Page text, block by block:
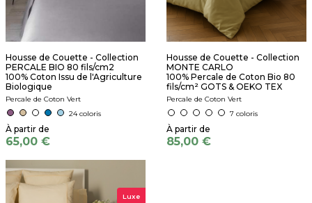
Housse de Couette - Collection
PERCALE BIO 80 fils/cm2
100% Coton Issu de l'Agriculture
Biologique
Percale de Coton Vert
24 coloris
65,00 €
Housse de Couette - Collection
MONTE CARLO
100% Percale de Coton Bio 80
fils/cm² GOTS & OEKO TEX
Percale de Coton Vert
7 coloris
85,00 €
Luxe